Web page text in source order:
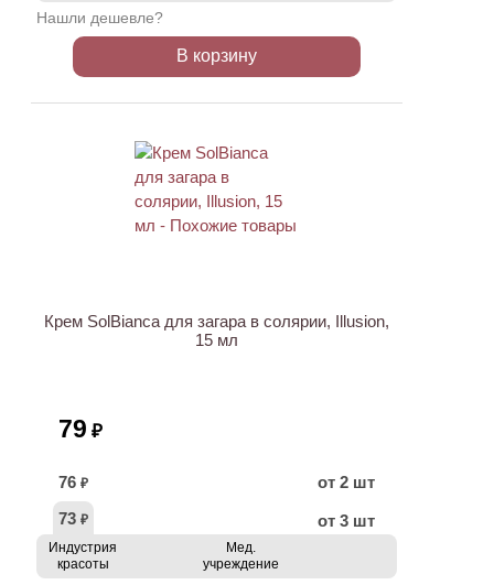
Нашли дешевле?
В корзину
Крем SolBianca для загара в солярии, Illusion,
15 мл
79 ₽
76 ₽
от 2 шт
73 ₽ от 3 шт
Индустрия
красоты
Мед.
учреждение